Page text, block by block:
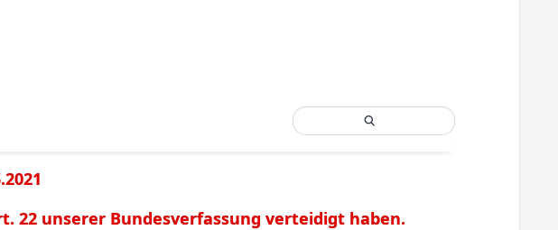
22 unserer Bundesverfassung verteidigt haben.